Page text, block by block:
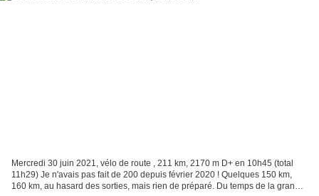
Mercredi 30 juin 2021, vélo de route , 211 km, 2170 m D+ en 10h45 (total
11h29) Je n'avais pas fait de 200 depuis février 2020 ! Quelques 150 km,
160 km, au hasard des sorties, mais rien de préparé. Du temps de la grande